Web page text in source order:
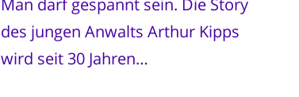
Man darf gespannt sein. Die Story
des jungen Anwalts Arthur Kipps
wird seit 30 Jahren…